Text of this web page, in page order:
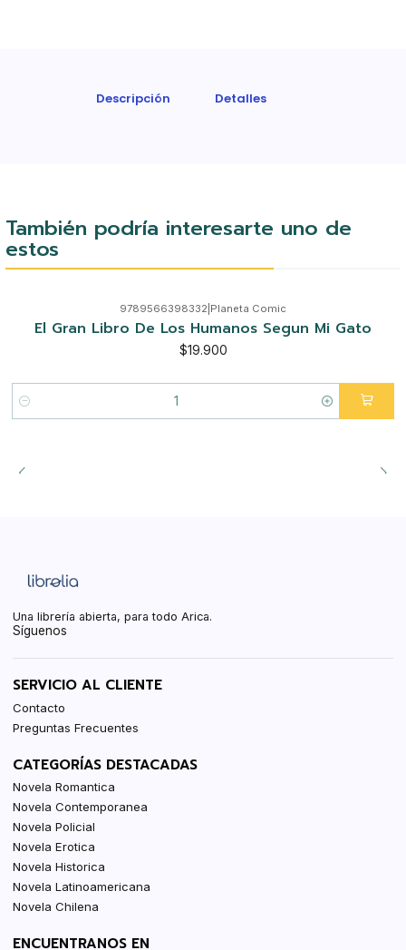
Descripción Detalles
También podría interesarte uno de
estos
9789566398332 Planeta Comic
El Gran Libro De Los Humanos Segun Mi Gato
$19.900
Cantidad
Una librería abierta, para todo Arica.
Síguenos
SERVICIO AL CLIENTE
Contacto
Preguntas Frecuentes
CATEGORÍAS DESTACADAS
Novela Romantica
Novela Contemporanea
Novela Policial
Novela Erotica
Novela Historica
Novela Latinoamericana
Novela Chilena
ENCUENTRANOS EN